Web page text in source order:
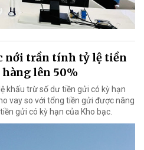
nới trần tính tỷ lệ tiền
lên 50%
khấu trừ số dư tiền gửi có kỳ hạn
vay so với tổng tiền gửi được nâng
gửi có kỳ hạn của Kho bạc.